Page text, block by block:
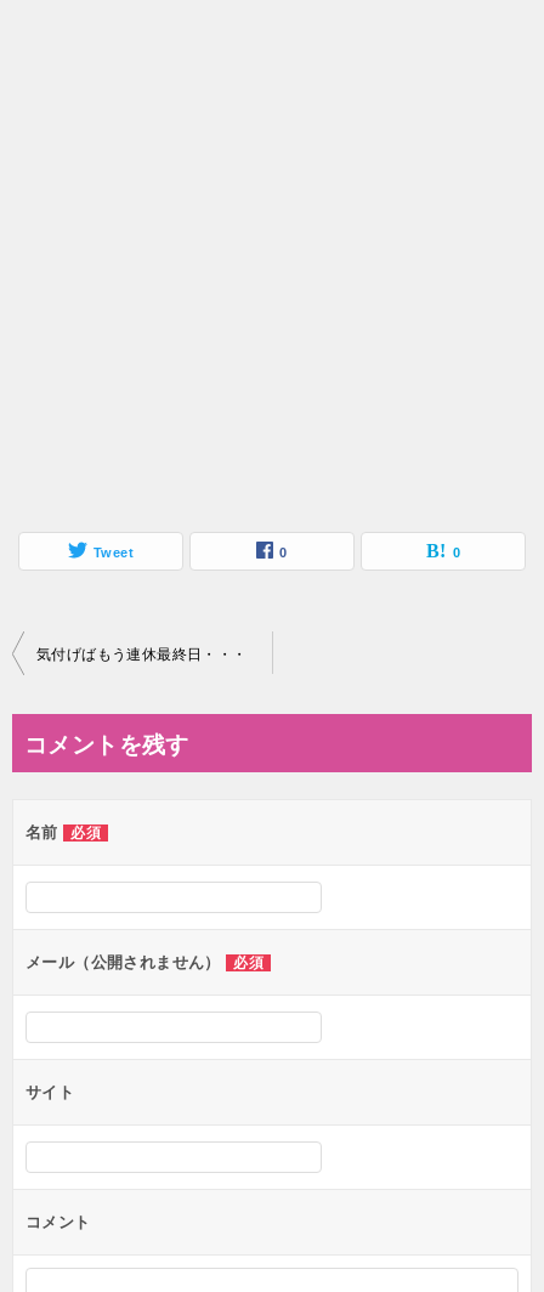
Tweet 0 0
投
ビ
ー
シ
ン
気付げばもう連休最終日・・・
コメントを残す
名前 必須
メール（公開されません） 必須
サイト
コメント